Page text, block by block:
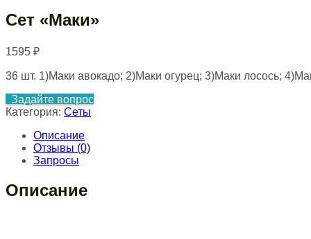
Сет «Маки»
1595 ₽
36 шт. 1)Маки авокадо; 2)Маки огурец; 3)Маки лосось;
Задайте вопрос
Категория: Сеты
Описание
Отзывы (0)
Запросы
Описание